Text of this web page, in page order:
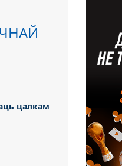
цалкам